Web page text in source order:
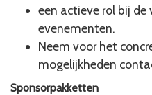
een actieve rol bij
evenementen.
Neem voor het
mogelijkheden
Sponsorpakketten